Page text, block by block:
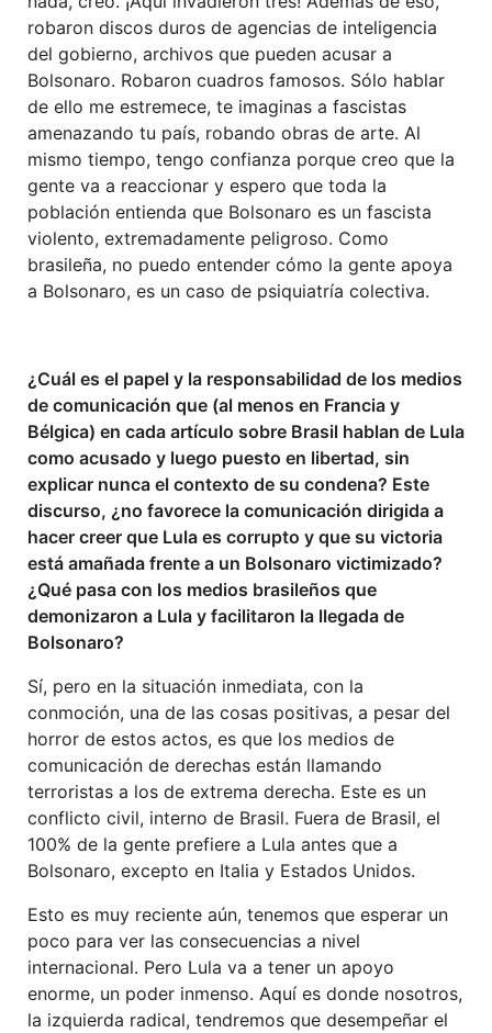
robaron discos duros de agencias de inteligencia
del gobierno, archivos que pueden acusar a
Bolsonaro. Robaron cuadros famosos. Sólo hablar
de ello me estremece, te imaginas a fascistas
amenazando tu país, robando obras de arte. Al
mismo tiempo, tengo confianza porque creo que la
gente va a reaccionar y espero que toda la
población entienda que Bolsonaro es un fascista
violento, extremadamente peligroso. Como
brasileña, no puedo entender cómo la gente apoya
a Bolsonaro, es un caso de psiquiatría colectiva.
¿Cuál es el papel y la responsabilidad de los medios
de comunicación que (al menos en Francia y
Bélgica) en cada artículo sobre Brasil hablan de Lula
como acusado y luego puesto en libertad, sin
explicar nunca el contexto de su condena? Este
discurso, ¿no favorece la comunicación dirigida a
hacer creer que Lula es corrupto y que su victoria
está amañada frente a un Bolsonaro victimizado?
¿Qué pasa con los medios brasileños que
demonizaron a Lula y facilitaron la llegada de
Bolsonaro?
Sí, pero en la situación inmediata, con la
conmoción, una de las cosas positivas, a pesar del
horror de estos actos, es que los medios de
comunicación de derechas están llamando
terroristas a los de extrema derecha. Este es un
conflicto civil, interno de Brasil. Fuera de Brasil, el
100% de la gente prefiere a Lula antes que a
Bolsonaro, excepto en Italia y Estados Unidos.
Esto es muy reciente aún, tenemos que esperar un
poco para ver las consecuencias a nivel
internacional. Pero Lula va a tener un apoyo
enorme, un poder inmenso. Aquí es donde nosotros,
la izquierda radical, tendremos que desempeñar el